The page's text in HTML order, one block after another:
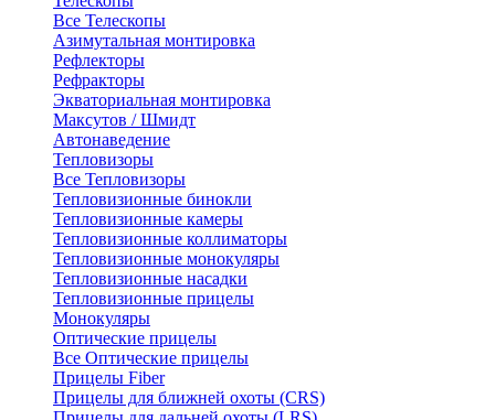
Все Телескопы
Азимутальная монтировка
Рефлекторы
Рефракторы
Экваториальная монтировка
Максутов / Шмидт
Автонаведение
Тепловизоры
Все Тепловизоры
Тепловизионные бинокли
Тепловизионные камеры
Тепловизионные коллиматоры
Тепловизионные монокуляры
Тепловизионные насадки
Тепловизионные прицелы
Монокуляры
Оптические прицелы
Все Оптические прицелы
Прицелы Fiber
Прицелы для ближней охоты (CRS)